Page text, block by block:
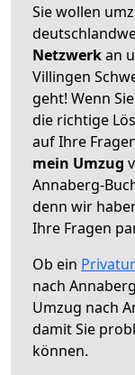
Sie wollen
Netzwerkan
Villingen
geht! Wenn
die richtige
auf Ihre
mein Umzug
Annaberg-
denn wir
Ihre Fragen
Ob ein
nach
Umzug nach
damit Sie
können.